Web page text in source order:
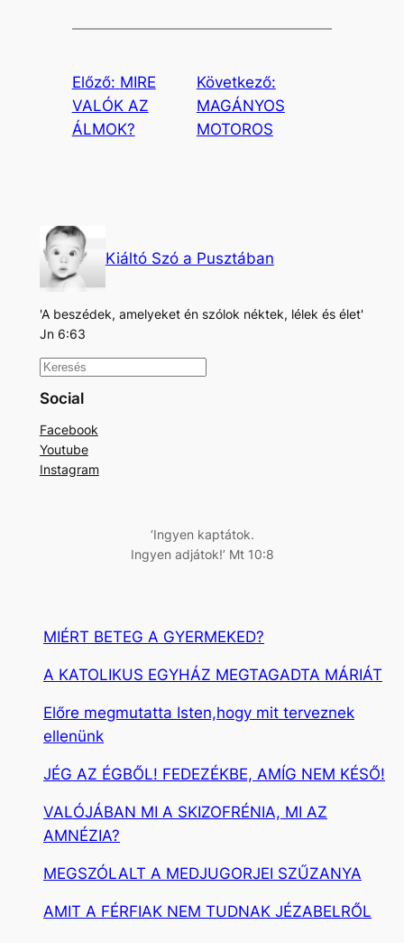
Előző: MIRE
VALÓK AZ
ÁLMOK?
Következő:
MAGÁNYOS
MOTOROS
Kiáltó Szó a Pusztában
'A beszédek, amelyeket én szólok néktek, lélek és élet'
Jn 6:63
K
e
e
s
Social
Facebook
Youtube
Instagram
‘Ingyen kaptátok.
Ingyen adjátok!’ Mt 10:8
MIÉRT BETEG A GYERMEKED?
A KATOLIKUS EGYHÁZ MEGTAGADTA MÁRIÁT
Előre megmutatta Isten,hogy mit terveznek
ellenünk
JÉG AZ ÉGBŐL! FEDEZÉKBE, AMÍG NEM KÉSŐ!
VALÓJÁBAN MI A SKIZOFRÉNIA, MI AZ
AMNÉZIA?
MEGSZÓLALT A MEDJUGORJEI SZŰZANYA
AMIT A FÉRFIAK NEM TUDNAK JÉZABELRŐL